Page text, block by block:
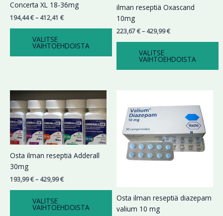
Concerta XL 18-36mg
194,44€– 412,41 €
VALITSE
VAIHTOEHDOISTA
Voit
tehdä
valinnat
tuotteen
ilman reseptiä Oxascand
10mg
223,67€– 429,99€
VALITSE
VAIHTOEHDOISTA
tehdä
valinnat
tuotteen
Osta ilman reseptiä Adderall
30mg
193,99€– 429,99€
193,99 €
-
429,99 €
VALITSE
VAIHTOEHDOISTA
tuotteella
on
useampi
muunnelma.
tehdä
valinnat
tuotteen
Osta ilman reseptiä diazepam
valium 10 mg
399,99 €
tuotteella
useampi
muunnelma.
Voit
tehdä
sivulla.